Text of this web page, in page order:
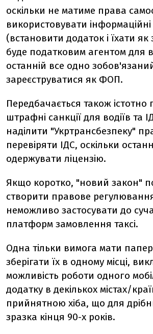
оскільки не матиме права
використовувати
(встановити додаток і їхати як
буде податковим агентом для
останній все одно
зареєструватися як ФОП.
Передбачається також істотно
штрафні санкції для водіїв та
наділити "Укртрансбезпеку"
перевіряти ІДС, оскільки
одержувати ліцензію.
Якщо коротко, "новий закон"
створити правове
неможливо застосувати до
платформ замовлення таксі.
Одна тільки вимога мати
зберігати їх в одному місці,
можливість роботи одного
додатку в декількох містах/
прийнятною хіба, що для
зразка кінця 90-х років.